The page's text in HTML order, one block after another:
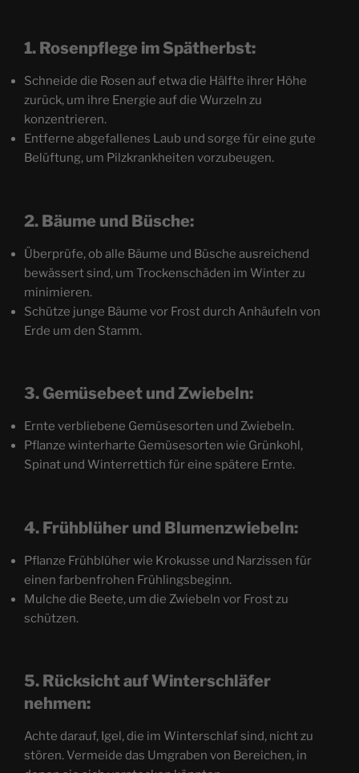
1. Rosenpflege im Spätherbst:
Schneide die Rosen auf etwa die Hälfte ihrer Höhe
zurück, um ihre Energie auf die Wurzeln zu
konzentrieren.
Entferne abgefallenes Laub und sorge für eine gute
Belüftung, um Pilzkrankheiten vorzubeugen.
2. Bäume und Büsche:
Überprüfe, ob alle Bäume und Büsche ausreichend
bewässert sind, um Trockenschäden im Winter zu
minimieren.
Schütze junge Bäume vor Frost durch Anhäufeln von
Erde um den Stamm.
3. Gemüsebeet und Zwiebeln:
Ernte verbliebene Gemüsesorten und Zwiebeln.
Pflanze winterharte Gemüsesorten wie Grünkohl,
Spinat und Winterrettich für eine spätere Ernte.
4. Frühblüher und Blumenzwiebeln:
Pflanze Frühblüher wie Krokusse und Narzissen für
einen farbenfrohen Frühlingsbeginn.
Mulche die Beete, um die Zwiebeln vor Frost zu
schützen.
5. Rücksicht auf Winterschläfer
nehmen:
Achte darauf, Igel, die im Winterschlaf sind, nicht zu
stören. Vermeide das Umgraben von Bereichen, in